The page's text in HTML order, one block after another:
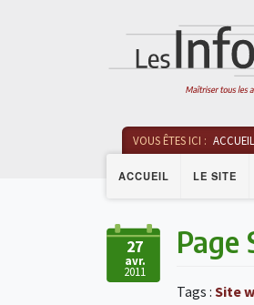
ACCUEIL LE SITE
VOUS ÊTES ICI : ACCUEIL
27
avr.
2011
Page
Tags : Site